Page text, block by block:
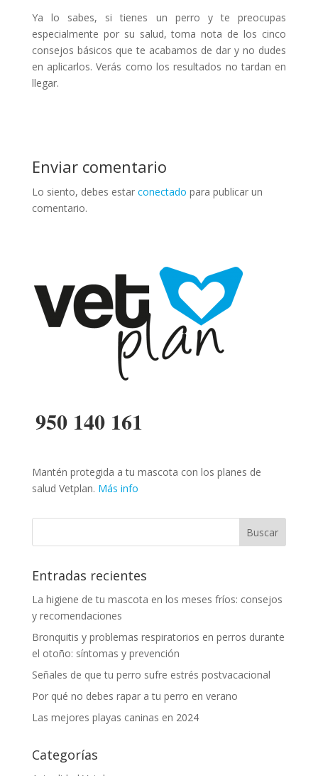
Ya lo sabes, si tienes un perro y te preocupas
especialmente por su salud, toma nota de los cinco
consejos básicos que te acabamos de dar y no dudes
en aplicarlos. Verás como los resultados no tardan en
llegar.
Enviar comentario
Lo siento, debes estar conectado para publicar un
comentario.
950 140 161
Mantén protegida a tu mascota con los planes de
salud Vetplan. Más info
Entradas recientes
La higiene de tu mascota en los meses fríos: consejos
y recomendaciones
Bronquitis y problemas respiratorios en perros durante
el otoño: síntomas y prevención
Señales de que tu perro sufre estrés postvacacional
Por qué no debes rapar a tu perro en verano
Las mejores playas caninas en 2024
Categorías